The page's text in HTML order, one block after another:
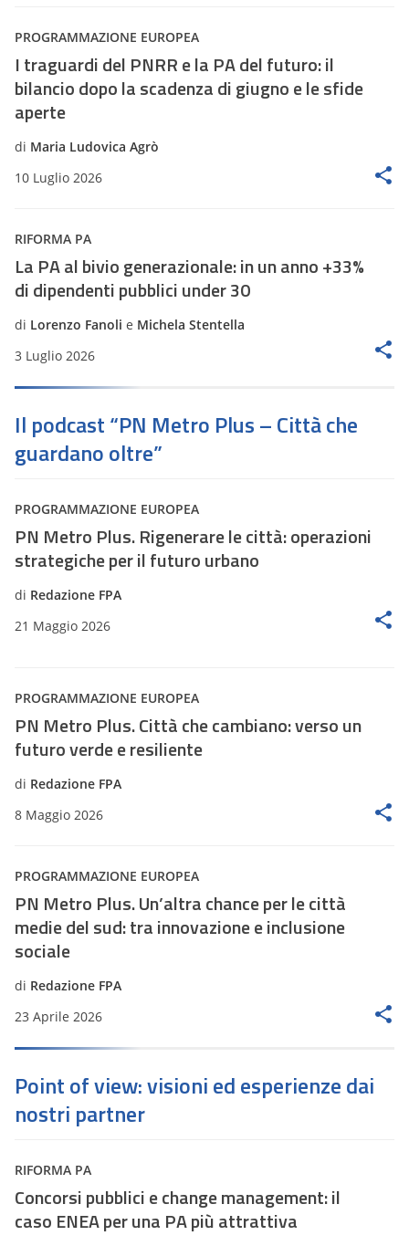
PROGRAMMAZIONE EUROPEA
I traguardi del PNRR e la PA del futuro: il
bilancio dopo la scadenza di giugno e le sfide
aperte
di Maria Ludovica Agrò
10 Luglio 2026
RIFORMA PA
La PA al bivio generazionale: in un anno +33%
di dipendenti pubblici under 30
di Lorenzo Fanoli e Michela Stentella
3 Luglio 2026
Il podcast “PN Metro Plus – Città che
guardano oltre”
PROGRAMMAZIONE EUROPEA
PN Metro Plus. Rigenerare le città: operazioni
strategiche per il futuro urbano
di Redazione FPA
21 Maggio 2026
PROGRAMMAZIONE EUROPEA
PN Metro Plus. Città che cambiano: verso un
futuro verde e resiliente
di Redazione FPA
8 Maggio 2026
PROGRAMMAZIONE EUROPEA
PN Metro Plus. Un’altra chance per le città
medie del sud: tra innovazione e inclusione
sociale
di Redazione FPA
23 Aprile 2026
Point of view: visioni ed esperienze dai
nostri partner
RIFORMA PA
Concorsi pubblici e change management: il
caso ENEA per una PA più attrattiva